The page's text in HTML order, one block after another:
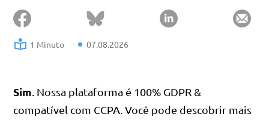
1 Minuto 07.08.2026
Sim . Nossa plataforma é 100% GDPR &
compatível com CCPA. Você pode descobrir mais